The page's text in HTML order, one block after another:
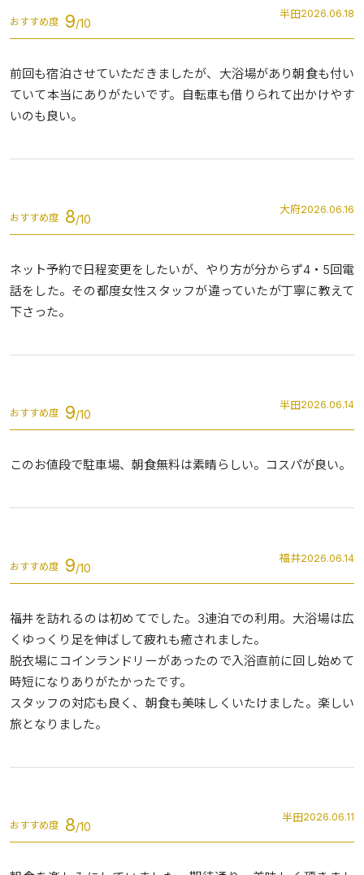
おすすめ度 9 半田2026.06.18
前回も宿泊させていただきましたが、大浴場があり朝食も付い
ていて本当にありがたいです。自転車も借りられて出かけやす
いのも良い。
おすすめ度 8 大府2026.06.16
ネット予約で日程変更をしたいが、やり方が分からず4・5回電
話をした。その都度女性スタッフが違っていたが丁寧に教えて
下さった。
おすすめ度 9 半田2026.06.14
このお値段で駐車場、朝食無料は素晴らしい。コスパが良い。
おすすめ度 9 福井2026.06.14
福井を訪れるのは初めてでした。3連泊での利用。大浴場は広
くゆっくり足を伸ばして疲れも癒されました。
脱衣場にコインランドリーがあったので入浴直前に回し始めて
時短になりありがたかったです。
スタッフの対応も良く、朝食も美味しくいたけました。楽しい
旅となりました。
おすすめ度 8 半田2026.06.11